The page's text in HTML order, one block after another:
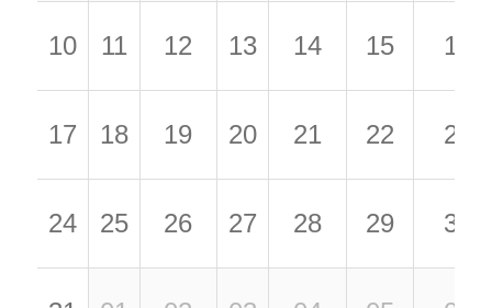
10 11 12 13 14 15 16
17 18 19 20 21 22 23
24 25 26 27 28 29 30